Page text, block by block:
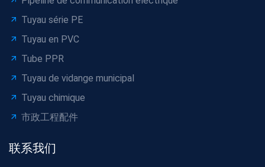
Tuyau série PE
Tuyau en PVC
Tube PPR
Tuyau de vidange municipal
Tuyau chimique
市政工程配件
联系我们